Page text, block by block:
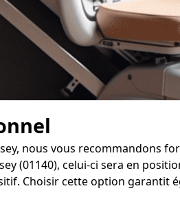
nous vous recommandons
(01140), celui-ci sera en
Choisir cette option garantit